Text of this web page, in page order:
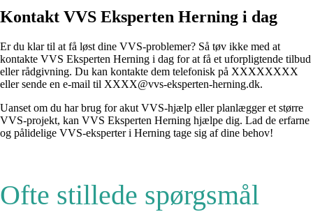
Kontakt VVS Eksperten Herning i dag
Er du klar til at få løst dine VVS-problemer? Så tøv ikke med at
kontakte VVS Eksperten Herning i dag for at få et uforpligtende tilbud
eller rådgivning. Du kan kontakte dem telefonisk på XXXXXXXX
eller sende en e-mail til XXXX@vvs-eksperten-herning.dk.
Uanset om du har brug for akut VVS-hjælp eller planlægger et større
VVS-projekt, kan VVS Eksperten Herning hjælpe dig. Lad de erfarne
og pålidelige VVS-eksperter i Herning tage sig af dine behov!
Ofte stillede spørgsmål